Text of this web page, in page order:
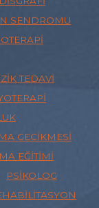
SENDROMU
TEDAVI
GECIKMESI
EĞITIMI
PSIKOLOG